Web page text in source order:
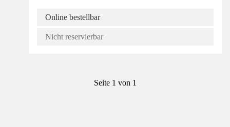
Online bestellbar
Nicht reservierbar
Seite 1 von 1